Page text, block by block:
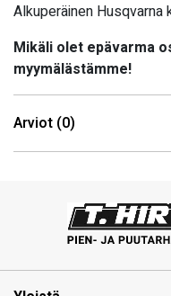
Alkuperäinen
Mikäli olet epävarma
myymälästämme!
Arviot (0)